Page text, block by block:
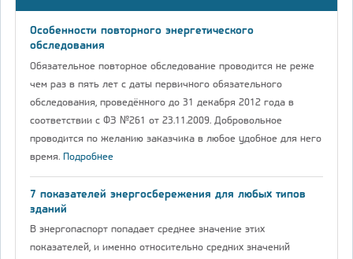
Особенности повторного энергетического
обследования
Обязательное повторное обследование проводится не реже
чем раз в пять лет с даты первичного обязательного
обследования, проведённого до 31 декабря 2012 года в
соответствии с ФЗ №261 от 23.11.2009. Добровольное
проводится по желанию заказчика в любое удобное для него
время. Подробнее
7 показателей энергосбережения для любых типов
зданий
В энергопаспорт попадает среднее значение этих
показателей, и именно относительно средних значений